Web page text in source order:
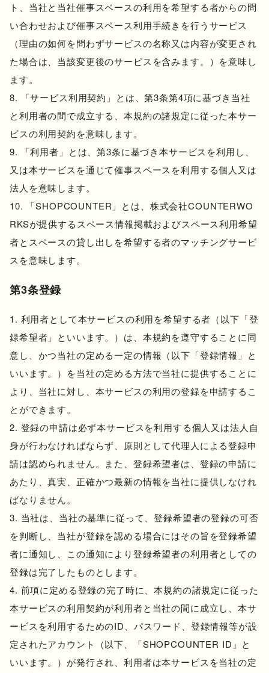
ト、当社と当社催事スペースの利用を希望する者からの問
い合わせおよび催事スペース利用手続きを行うサービス
（理由の如何を問わずサービスの名称又は内容が変更され
た場合は、当該変更後のサービスを含みます。）を意味し
ます。
「サービス利用契約」とは、第3条第4項に基づき当社
と利用者の間で成立する、本規約の諸規定に従った本サー
ビスの利用契約を意味します。
「利用者」とは、第3条に基づき本サービスを利用し、
又は本サービスを通じて催事スペースを利用する個人又は
法人を意味します。
「SHOPCOUNTER」とは、株式会社COUNTERWO
RKSが提供するスペース情報掲載およびスペース利用希望
者とスペースの貸し出しを希望する者のマッチングサービ
スを意味します。
第3条登録
利用者として本サービスの利用を希望する者（以下「登
録希望者」といいます。）は、本規約を遵守することに同
意し、かつ当社の定める一定の情報（以下「登録情報」と
いいます。）を当社の定める方法で当社に提供することに
より、当社に対し、本サービスの利用の登録を申請するこ
とができます。
登録の申請は必ず本サービスを利用する個人又は法人自
身が行わなければならず、原則として代理人による登録申
請は認められません。また、登録希望者は、登録の申請に
あたり、真実、正確かつ最新の情報を当社に提供しなけれ
ばなりません。
当社は、当社の基準に従って、登録希望者の登録の可否
を判断し、当社が登録を認める場合にはその旨を登録希望
者に通知し、この通知により登録希望者の利用者としての
登録は完了したものとします。
前項に定める登録の完了時に、本規約の諸規定に従った
本サービスの利用契約が利用者と当社の間に成立し、本サ
ービスを利用するためのID、パスワード、登録情報等が設
定されたアカウント（以下、「SHOPCOUNTER ID」と
いいます。）が発行され、利用者は本サービスを当社の定